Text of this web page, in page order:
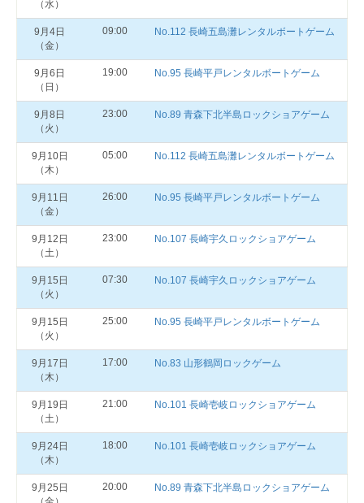
（水）
9月4日
（金）
09:00 No.112 長崎五島灘レンタルボートゲーム
9月6日
（日）
19:00 No.95 長崎平戸レンタルボートゲーム
9月8日
（火）
23:00 No.89 青森下北半島ロックショアゲーム
9月10日
（木）
05:00 No.112 長崎五島灘レンタルボートゲーム
9月11日
（金）
26:00 No.95 長崎平戸レンタルボートゲーム
9月12日
（土）
23:00 No.107 長崎宇久ロックショアゲーム
9月15日
（火）
07:30 No.107 長崎宇久ロックショアゲーム
9月15日
（火）
25:00 No.95 長崎平戸レンタルボートゲーム
9月17日
（木）
17:00 No.83 山形鶴岡ロックゲーム
9月19日
（土）
21:00 No.101 長崎壱岐ロックショアゲーム
9月24日
（木）
18:00 No.101 長崎壱岐ロックショアゲーム
9月25日
20:00 No.89 青森下北半島ロックショアゲーム